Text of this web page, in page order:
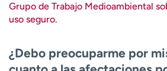
Grupo de Trabajo Medioambiental
uso seguro.
¿Debo preocuparme por